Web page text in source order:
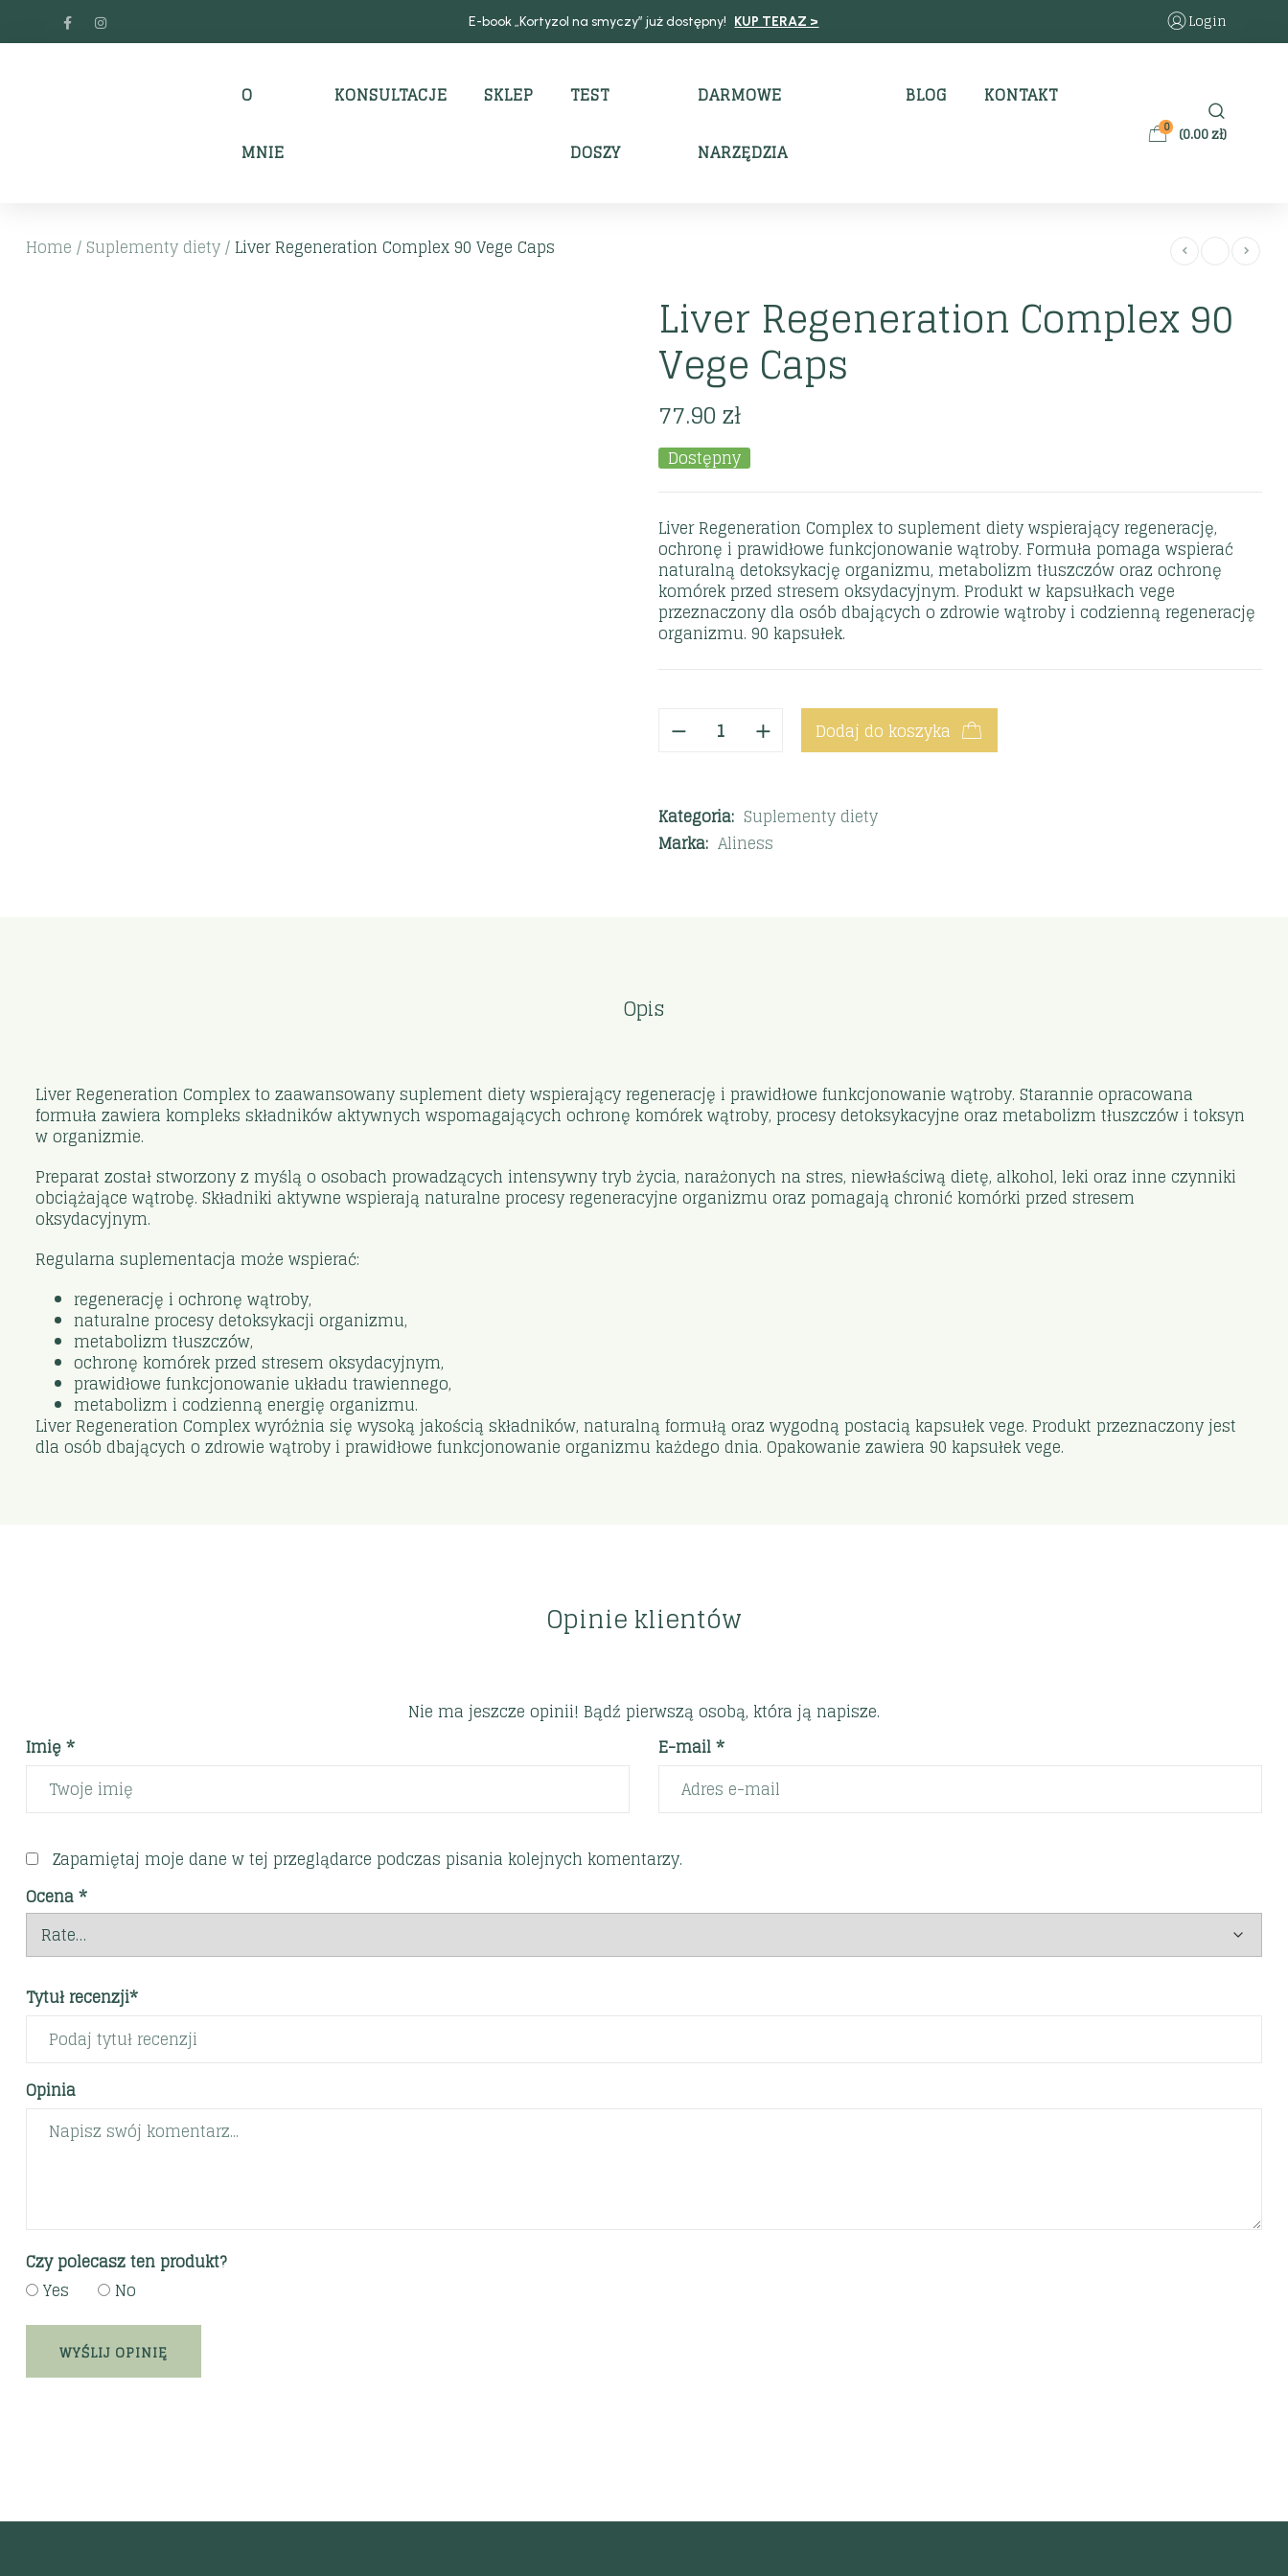
E-book „Kortyzol na smyczy” już dostępny! KUP TERAZ > Login
O
MNIE
KONSULTACJE SKLEP TEST
DOSZY
DARMOWE
NARZĘDZIA
BLOG KONTAKT
0 (0.00zł)
Home / Suplementy diety/ Liver Regeneration Complex 90 Vege Caps
Liver Regeneration Complex 90
Vege Caps
77.90zł
Dostępny
Liver Regeneration Complex to suplement diety wspierający regenerację,
ochronę i prawidłowe funkcjonowanie wątroby. Formuła pomaga wspierać
naturalną detoksykację organizmu, metabolizm tłuszczów oraz ochronę
komórek przed stresem oksydacyjnym. Produkt w kapsułkach vege
przeznaczony dla osób dbających o zdrowie wątroby i codzienną regenerację
organizmu. 90 kapsułek.
Dodaj do koszyka
Kategoria: Suplementy diety
Marka: Aliness
Opis
Liver Regeneration Complex to zaawansowany suplement diety wspierający regenerację i prawidłowe funkcjonowanie wątroby. Starannie opracowana
formuła zawiera kompleks składników aktywnych wspomagających ochronę komórek wątroby, procesy detoksykacyjne oraz metabolizm tłuszczów i toksyn
w organizmie.
Preparat został stworzony z myślą o osobach prowadzących intensywny tryb życia, narażonych na stres, niewłaściwą dietę, alkohol, leki oraz inne czynniki
obciążające wątrobę. Składniki aktywne wspierają naturalne procesy regeneracyjne organizmu oraz pomagają chronić komórki przed stresem
oksydacyjnym.
Regularna suplementacja może wspierać:
regenerację i ochronę wątroby,
naturalne procesy detoksykacji organizmu,
metabolizm tłuszczów,
ochronę komórek przed stresem oksydacyjnym,
prawidłowe funkcjonowanie układu trawiennego,
metabolizm i codzienną energię organizmu.
Liver Regeneration Complex wyróżnia się wysoką jakością składników, naturalną formułą oraz wygodną postacią kapsułek vege. Produkt przeznaczony jest
dla osób dbających o zdrowie wątroby i prawidłowe funkcjonowanie organizmu każdego dnia. Opakowanie zawiera 90 kapsułek vege.
Opinie klientów
Nie ma jeszcze opinii! Bądź pierwszą osobą, która ją napisze.
Imię *
E-mail *
Zapamiętaj moje dane w tej przeglądarce podczas pisania kolejnych komentarzy.
Ocena*
Tytuł recenzji*
Opinia
Czy polecasz ten produkt?
Yes
No